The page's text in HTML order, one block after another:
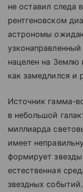
не оставил следа
рентгеновском
астрономы
нацелен на Землю
как замедлился и
Источник гамма-
в небольшой
миллиарда
имеет
формирует
естественная
звездных событий.